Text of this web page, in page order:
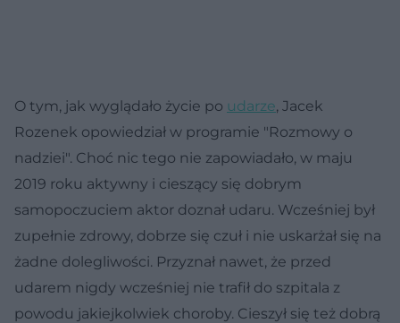
O tym, jak wyglądało życie po udarze, Jacek
Rozenek opowiedział w programie "Rozmowy o
nadziei". Choć nic tego nie zapowiadało, w maju
2019 roku aktywny i cieszący się dobrym
samopoczuciem aktor doznał udaru. Wcześniej był
zupełnie zdrowy, dobrze się czuł i nie uskarżał się na
żadne dolegliwości. Przyznał nawet, że przed
udarem nigdy wcześniej nie trafił do szpitala z
powodu jakiejkolwiek choroby. Cieszył się też dobrą